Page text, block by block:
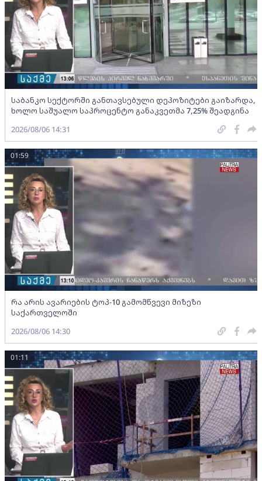
საბანკო სექტორში განთავსებული დეპოზიტები გაიზარდა,
ხოლო საშუალო საპროცენტო განაკვეთმა 7,25% შეადგინა
2026/08/06 14:31
რა არის ავარიების ტოპ-10 გამომწვევი მიზეზი
საქართველოში
01:59
2026/08/06 14:30
01:11